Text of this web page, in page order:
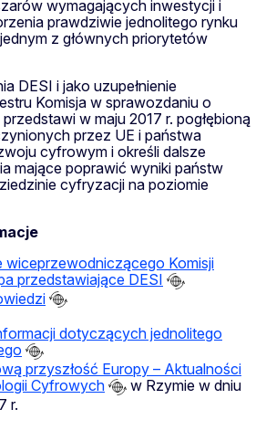
wymagających inwestycji i
prawdziwie jednolitego rynku
z głównych priorytetów
DESI i jako uzupełnienie
Komisja w sprawozdaniu o
w maju 2017 r. pogłębioną
przez UE i państwa
cyfrowym i określi dalsze
mające poprawić wyniki państw
cyfryzacji na poziomie
wiceprzewodniczącego Komisji
przedstawiające DESI
dotyczących jednolitego
przyszłość Europy – Aktualności
Cyfrowych
w Rzymie w dniu
r.